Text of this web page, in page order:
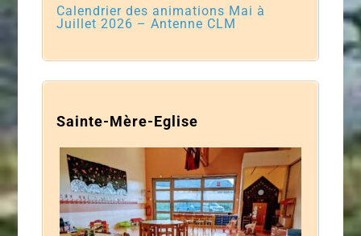
Calendrier des animations Mai à
Juillet 2026 – Antenne CLM
Sainte-Mère-Eglise